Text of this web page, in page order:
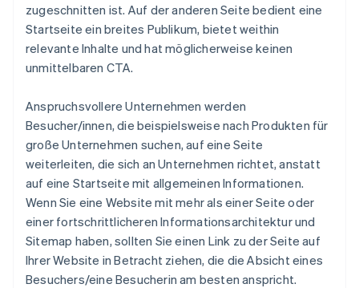
zugeschnitten ist. Auf der anderen Seite bedient eine
Startseite ein breites Publikum, bietet weithin
relevante Inhalte und hat möglicherweise keinen
unmittelbaren CTA.
Anspruchsvollere Unternehmen werden
Besucher/innen, die beispielsweise nach Produkten für
große Unternehmen suchen, auf eine Seite
weiterleiten, die sich an Unternehmen richtet, anstatt
auf eine Startseite mit allgemeinen Informationen.
Wenn Sie eine Website mit mehr als einer Seite oder
einer fortschrittlicheren Informationsarchitektur und
Sitemap haben, sollten Sie einen Link zu der Seite auf
Ihrer Website in Betracht ziehen, die die Absicht eines
Besuchers/eine Besucherin am besten anspricht.